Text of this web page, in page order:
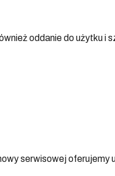
oddanie do użytku i
serwisowej oferujemy